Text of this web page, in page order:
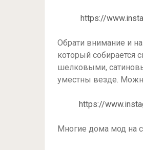
https://
Обрати внимание и
который собирается
шелковыми,
уместны везде.
https://
Многие дома мод на